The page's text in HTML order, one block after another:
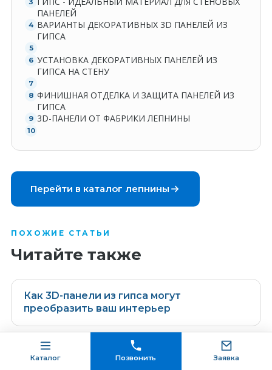
ПАНЕЛЕЙ
ВАРИАНТЫ ДЕКОРАТИВНЫХ 3D ПАНЕЛЕЙ ИЗ
ГИПСА
УСТАНОВКА ДЕКОРАТИВНЫХ ПАНЕЛЕЙ ИЗ
ГИПСА НА СТЕНУ
ФИНИШНАЯ ОТДЕЛКА И ЗАЩИТА ПАНЕЛЕЙ ИЗ
ГИПСА
3D-ПАНЕЛИ ОТ ФАБРИКИ ЛЕПНИНЫ
Перейти в каталог лепнины
ПОХОЖИЕ СТАТЬИ
Читайте также
Как 3D-панели из гипса могут
преобразить ваш интерьер
Панели из гипса - по каталогу и на заказ
Каталог Позвонить Заявка